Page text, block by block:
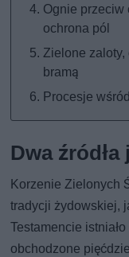
Ognie przeciw
ochrona pól
Zielone
bramą
Procesje
Dwa
Korzenie Zielonych
tradycji żydowskiej,
Testamencie
obchodzone